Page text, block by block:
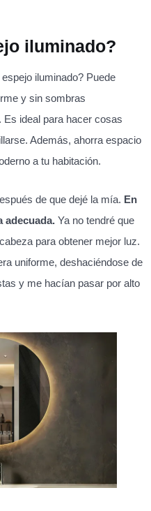
iluminado?
iluminado? Puede
y sin sombras
Es ideal para hacer cosas
Además, ahorra espacio
a tu habitación.
de que dejé la mía. En
adecuada. Ya no tendré que
para obtener mejor luz.
uniforme, deshaciéndose de
y me hacían pasar por alto